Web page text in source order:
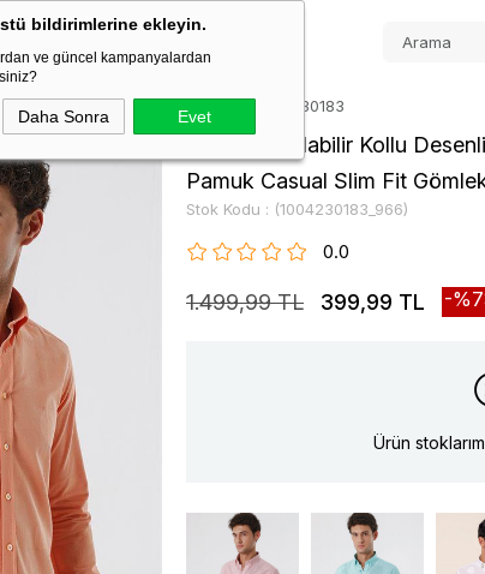
bildirimlerine ekleyin.
ve güncel kampanyalardan
Daha Sonra Evet
Pamuk Casual Slim Fit Gömlek 1004230183
Pembe Kısalabilir Kollu
Pamuk Casual Slim Fit
Stok Kodu (1004230183_966)
0.0
1.499,99 TL 399,99 TL
Ürün